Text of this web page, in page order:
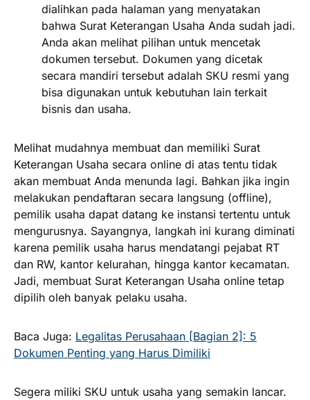
dialihkan pada halaman yang menyatakan
bahwa Surat Keterangan Usaha Anda sudah jadi.
Anda akan melihat pilihan untuk mencetak
dokumen tersebut. Dokumen yang dicetak
secara mandiri tersebut adalah SKU resmi yang
bisa digunakan untuk kebutuhan lain terkait
bisnis dan usaha.
Melihat mudahnya membuat dan memiliki Surat
Keterangan Usaha secara online di atas tentu tidak
akan membuat Anda menunda lagi. Bahkan jika ingin
melakukan pendaftaran secara langsung (offline),
pemilik usaha dapat datang ke instansi tertentu untuk
mengurusnya. Sayangnya, langkah ini kurang diminati
karena pemilik usaha harus mendatangi pejabat RT
dan RW, kantor kelurahan, hingga kantor kecamatan.
Jadi, membuat Surat Keterangan Usaha online tetap
dipilih oleh banyak pelaku usaha.
Baca Juga: Legalitas Perusahaan [Bagian 2]: 5
Dokumen Penting yang Harus Dimiliki
Segera miliki SKU untuk usaha yang semakin lancar.